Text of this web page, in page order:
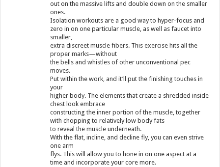
out on the massive lifts and double down on the smaller
ones.
Isolation workouts are a good way to hyper-focus and
zero in on one particular muscle, as well as faucet into
smaller,
extra discreet muscle fibers. This exercise hits all the
proper marks—without
the bells and whistles of other unconventional pec
moves.
Put within the work, and it’ll put the finishing touches in
your
higher body. The elements that create a shredded inside
chest look embrace
constructing the inner portion of the muscle, together
with chopping to relatively low body fats
to reveal the muscle underneath.
With the flat, incline, and decline fly, you can even strive
one arm
flys. This will allow you to hone in on one aspect at a
time and incorporate your core more.